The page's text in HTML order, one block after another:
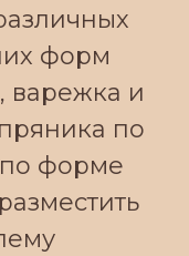
форм
варежка и
по
по форме